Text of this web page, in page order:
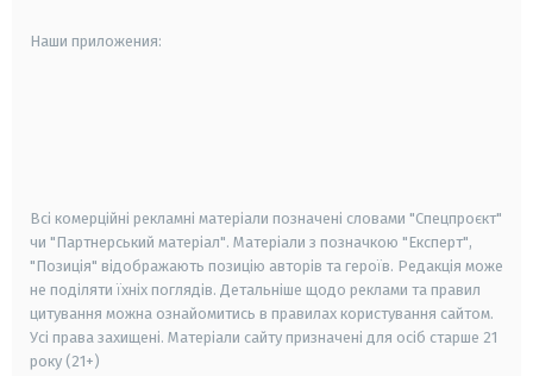
Наши приложения:
Всі комерційні рекламні матеріали позначені словами "Спецпроєкт"
чи "Партнерський матеріал". Матеріали з позначкою "Експерт",
"Позиція" відображають позицію авторів та героїв. Редакція може
не поділяти їхніх поглядів. Детальніше щодо реклами та правил
цитування можна ознайомитись в правилах користування сайтом.
Усі права захищені. Матеріали сайту призначені для осіб старше 21
року (21+)